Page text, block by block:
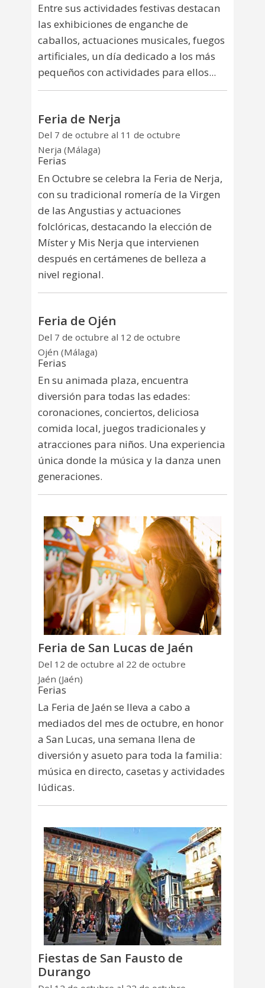
Entre sus actividades festivas destacan
las exhibiciones de enganche de
caballos, actuaciones musicales, fuegos
artificiales, un día dedicado a los más
pequeños con actividades para ellos...
Feria de Nerja
Del 7 de octubre al 11 de octubre
Nerja (Málaga)
Ferias
En Octubre se celebra la Feria de Nerja,
con su tradicional romería de la Virgen
de las Angustias y actuaciones
folclóricas, destacando la elección de
Míster y Mis Nerja que intervienen
después en certámenes de belleza a
nivel regional.
Feria de Ojén
Del 7 de octubre al 12 de octubre
Ojén (Málaga)
Ferias
En su animada plaza, encuentra
diversión para todas las edades:
coronaciones, conciertos, deliciosa
comida local, juegos tradicionales y
atracciones para niños. Una experiencia
única donde la música y la danza unen
generaciones.
Feria de San Lucas de Jaén
Del 12 de octubre al 22 de octubre
Jaén (Jaén)
Ferias
La Feria de Jaén se lleva a cabo a
mediados del mes de octubre, en honor
a San Lucas, una semana llena de
diversión y asueto para toda la familia:
música en directo, casetas y actividades
lúdicas.
Fiestas de San Fausto de
Durango